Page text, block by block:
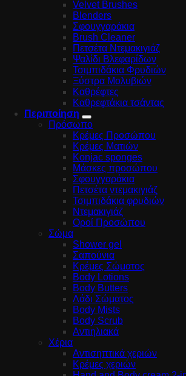
Velvet Brushes
Blenders
Σφουγγαράκια
Brush Cleaner
Πετσέτα Ντεμακιγιάζ
Ψαλίδι Βλεφαρίδων
Τσιμπιδάκια Φρυδιών
Ξύστρα Μολυβιών
Καθρέφτες
Καθρεφτάκια τσάντας
Περιποίηση
Πρόσωπο
Κρέμες Προσώπου
Κρέμες Ματιών
Konjac sponges
Μάσκες προσώπου
Σφουγγαράκια
Πετσέτα ντεμακιγιάζ
Τσιμπιδάκια φρυδιών
Ντεμακιγιάζ
Οροί Προσώπου
Σώμα
Shower gel
Σαπούνια
Κρέμες Σώματος
Body Lotions
Body Butters
Λάδι Σώματος
Body Mists
Body Scrub
Αντιηλιακά
Χέρια
Αντισηπτικά χεριών
Κρέμες χεριών